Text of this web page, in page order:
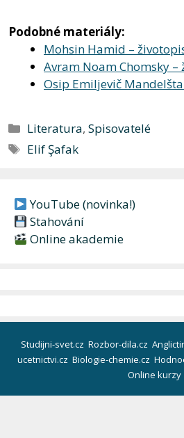
Podobné materiály:
Mohsin Hamid –
Avram Noam Chomsky –
Osip Emiljevič
Rubriky
Literatura,Spisovatelé
Štítky
Elif Şafak
YouTube (novinka!)
Stahování
Online akademie
Studijni-svet.cz Rozbor-dila.cz
ucetnictvi.cz Biologie-chemie.cz
Online kurzy